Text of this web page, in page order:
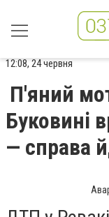
12:08, 24 червня
П'яний
Буковині
— справа